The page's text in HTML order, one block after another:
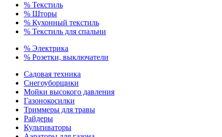
% Текстиль
% Шторы
% Кухонный текстиль
% Текстиль для спальни
% Электрика
% Розетки, выключатели
Садовая техника
Снегоуборщики
Мойки высокого давления
Газонокосилки
Триммеры для травы
Райдеры
Культиваторы